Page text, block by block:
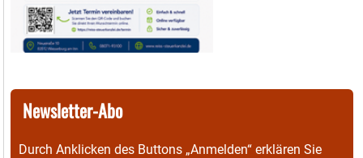
Newsletter-Abo
Durch Anklicken des Buttons „Anmelden“ erklären Sie